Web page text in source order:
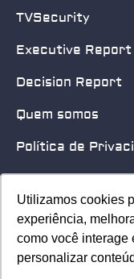
Utilizamos cookies
experiência,
como você interage
personalizar
Utilizamos cookies
experiência,
como você interage
personalizar
TVSecurity
Executive Report
Decision Report
Quem somos
Política de
Quero patrocinar
Contato
Home